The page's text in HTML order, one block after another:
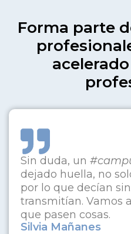
Forma parte
Sin duda, un
dejado huella, no
por lo que decían
transmitían. Vamos
que pasen cosas.
Silvia Mañanes